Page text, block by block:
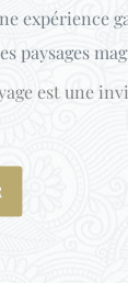
expérience
paysages
est une